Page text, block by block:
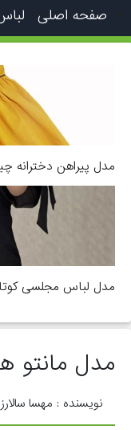
صفحه اصلی
مدل پیراهن دخترانه
مدل لباس مجلسی
مدل مانتو
نویسنده : مهسا